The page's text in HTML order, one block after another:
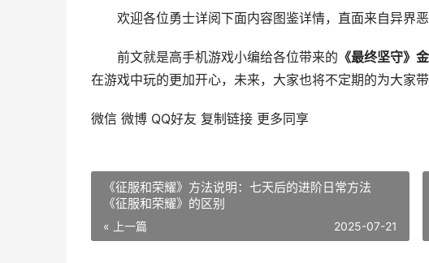
欢迎各位勇士详阅下面内容图鉴详情，直面来自异界恶
前文就是高手机游戏小编给各位带来的 《最终坚守》
在游戏中玩的更加开心，未来，大家也将不定期的为大家
微信 微博 QQ好友 复制链接 更多同享
《征服和荣耀》方法说明：七天后的进阶日常方法
《征服和荣耀》的区别
« 上一篇 2025-07-21